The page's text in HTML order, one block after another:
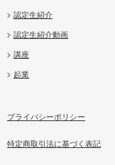
認定生紹介
認定生紹介動画
講座
起業
プライバシーポリシー
特定商取引法に基づく表記